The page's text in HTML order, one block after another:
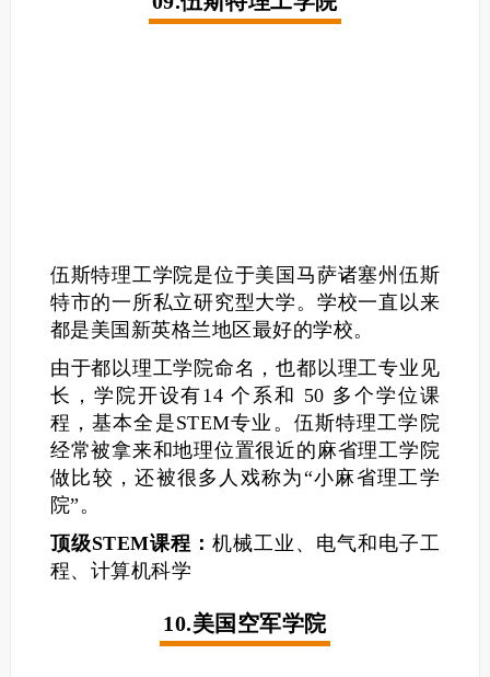
伍斯特理工学院是位于美国马萨诸塞州伍斯
特市的一所私立研究型大学。学校一直以来
都是美国新英格兰地区最好的学校。
由于都以理工学院命名，也都以理工专业见
长，学院开设有14 个系和 50 多个学位课
程，基本全是STEM专业。伍斯特理工学院
经常被拿来和地理位置很近的麻省理工学院
做比较，还被很多人戏称为“小麻省理工学
院”。
顶级STEM课程：机械工业、电气和电子工
程、计算机科学
10.美国空军学院